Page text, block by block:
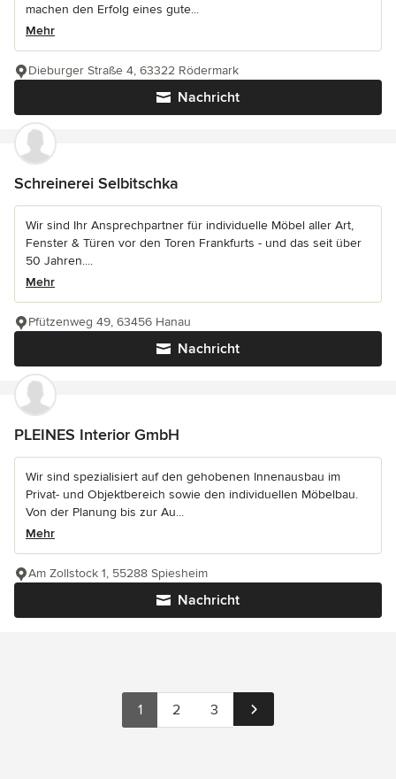
machen den Erfolg eines gute...
Mehr
Nachricht
Dieburger Straße 4, 63322 Rödermark
Schreinerei Selbitschka
Wir sind Ihr Ansprechpartner für individuelle Möbel aller Art,
Fenster & Türen vor den Toren Frankfurts - und das seit über
50 Jahren....
Mehr
Nachricht
Pfützenweg 49, 63456 Hanau
PLEINES Interior GmbH
Wir sind spezialisiert auf den gehobenen Innenausbau im
Privat- und Objektbereich sowie den individuellen Möbelbau.
Von der Planung bis zur Au...
Mehr
Nachricht
Am Zollstock 1, 55288 Spiesheim
1 2 3